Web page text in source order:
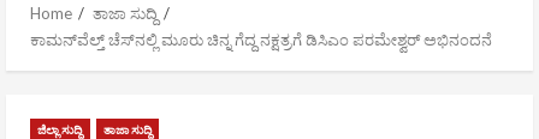
Home
ತಾಜಾ ಸುದ್ದಿ
ಕಾಮನ್‌ವೆಲ್ತ್ ಚೆಸ್‌ನಲ್ಲಿ ಮೂರು ಚಿನ್ನ ಗೆದ್ದ ನಕ್ಷತ್ರಗೆ ಡಿಸಿಎಂ ಪರಮೇಶ್ವರ್ ಅಭಿನಂದನೆ
ಜಿಲ್ಲಾ ಸುದ್ದಿ ತಾಜಾ ಸುದ್ದಿ